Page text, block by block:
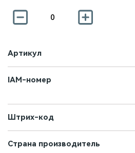
Артикул
IAM-номер
Штрих-код
Страна производитель